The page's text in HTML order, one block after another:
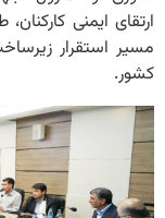
ارتقای ایمنی
مسیر استقرار
کشور.